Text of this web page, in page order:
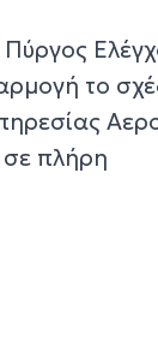
το
σε πλήρη